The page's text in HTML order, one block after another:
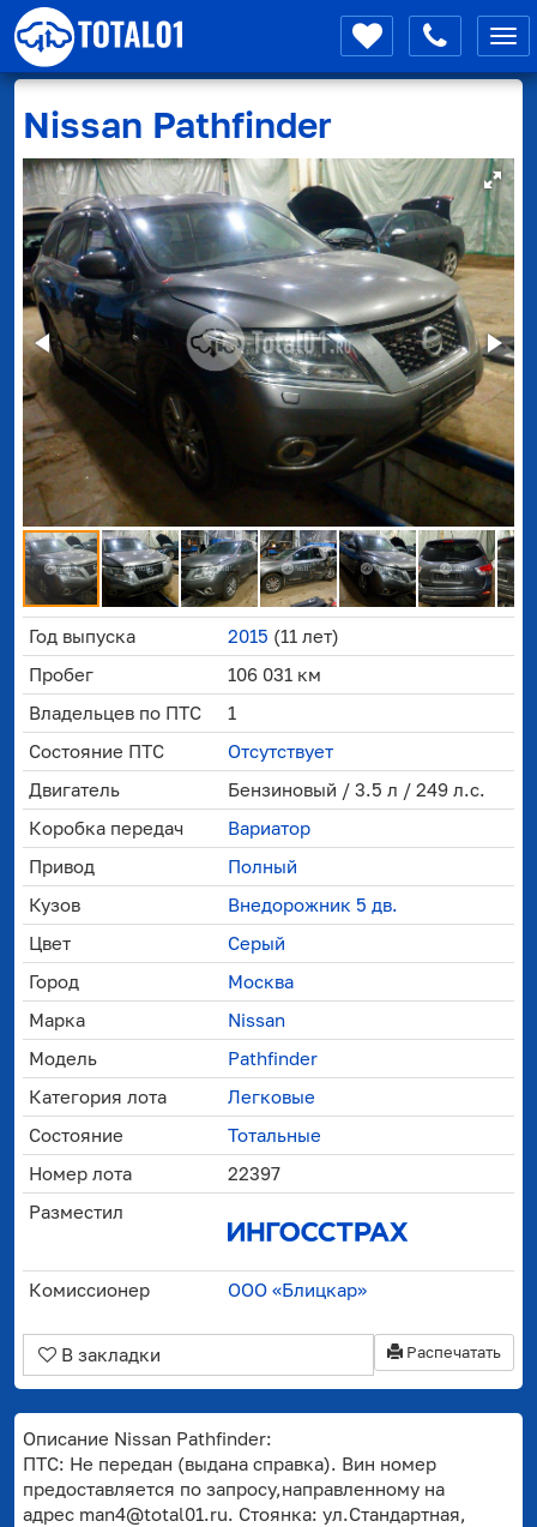
Nissan Pathfinder
Год выпуска 2015 (11 лет)
Пробег
106 031 км
Владельцев по ПТС
1
Состояние ПТС
Отсутствует
Двигатель
Бензиновый / 3.5 л / 249 л.с.
Коробка передач
Вариатор
Привод
Полный
Кузов
Внедорожник 5 дв.
Цвет
Серый
Город
Москва
Марка
Nissan
Модель
Pathfinder
Категория лота
Легковые
Состояние
Тотальные
Номер лота
22397
Разместил
Комиссионер ООО «Блицкар»
Распечатать
В закладки
Описание Nissan Pathfinder:
ПТС: Не передан (выдана справка). Вин номер
предоставляется по запросу,направленному на
адрес man4@total01.ru. Стоянка: ул.Стандартная,